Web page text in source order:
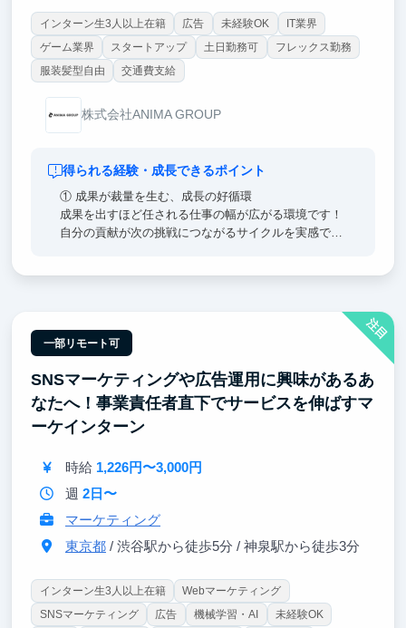
インターン生3人以上在籍 広告 未経験OK
IT業界
ゲーム業界
スタートアップ 土日勤務可
フレックス勤務
服装髪型自由
交通費支給
株式会社ANIMA GROUP
得られる経験・成長できるポイント
① 成果が裁量を生む、成長の好循環
成果を出すほど任される仕事の幅が広がる環境です！
自分の貢献が次の挑戦につながるサイクルを実感でき
ビジネス基礎を集中的に学び、実践課題を通じてアウ
トプットまで一貫して取り組むことで、早期活躍を目
指します。
③ 多様なバックグラウンドを持つメンバーと働ける
環境
者など、幅広い経験を持つメンバーと共に働くこと
で、実践的な知見や多様な視点に触れることができま
す。
注目
一部リモート可
SNSマーケティングや広告運用に興味があるあ
なたへ！事業責任者直下でサービスを伸ばすマ
ーケインターン
時給 1,226円〜3,000円
週 2日〜
マーケティング
東京都/ 渋谷駅から徒歩5分 / 神泉駅から徒歩3分
インターン生3人以上在籍
Webマーケティング
SNSマーケティング
広告 機械学習・AI 未経験OK